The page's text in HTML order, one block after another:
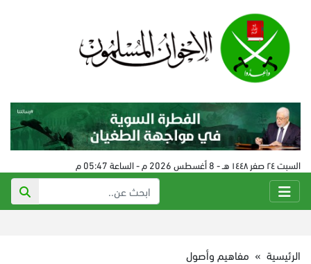
السبت ٢٤ صفر ١٤٤٨ هـ - 8 أغسطس 2026 م - الساعة 05:47 م
الرئيسية » مفاهيم وأصول